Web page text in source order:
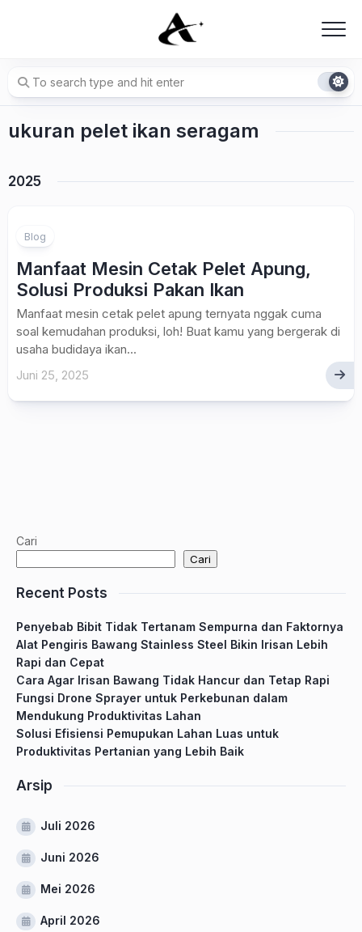
ukuran pelet ikan seragam
2025
Blog
Manfaat Mesin Cetak Pelet Apung,
Solusi Produksi Pakan Ikan
Manfaat mesin cetak pelet apung ternyata nggak cuma
soal kemudahan produksi, loh! Buat kamu yang bergerak di
usaha budidaya ikan...
Juni 25, 2025
Cari
Cari
Recent Posts
Penyebab Bibit Tidak Tertanam Sempurna dan Faktornya
Alat Pengiris Bawang Stainless Steel Bikin Irisan Lebih
Rapi dan Cepat
Cara Agar Irisan Bawang Tidak Hancur dan Tetap Rapi
Fungsi Drone Sprayer untuk Perkebunan dalam
Mendukung Produktivitas Lahan
Solusi Efisiensi Pemupukan Lahan Luas untuk
Produktivitas Pertanian yang Lebih Baik
Arsip
Juli 2026
Juni 2026
Mei 2026
April 2026